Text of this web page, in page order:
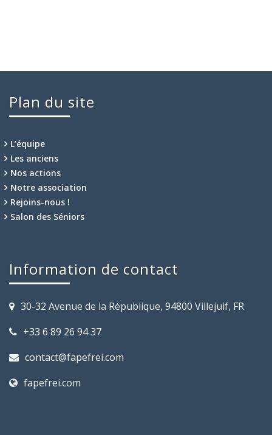
Plan du site
L’équipe
Les anciens
Nos actions
Notre association
Rejoins-nous !
Salon des Séniors
Information de contact
30-32 Avenue de la République, 94800 Villejuif, FR
+33 6 89 26 94 37
contact@fapefrei.com
fapefrei.com